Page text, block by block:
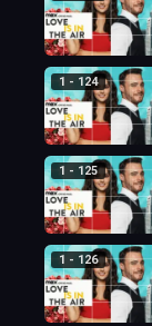
1 - 124
1 - 125
1 - 126